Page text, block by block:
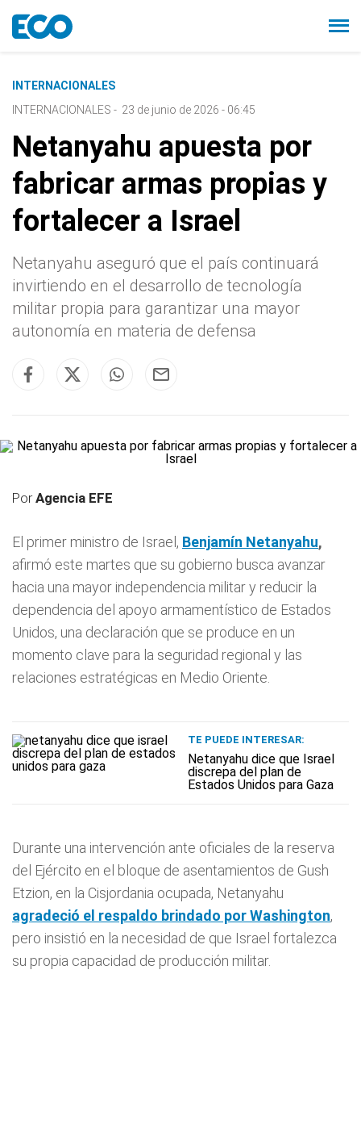
INTERNACIONALES
INTERNACIONALES - 23 de junio de 2026 - 06:45
Netanyahu apuesta por
fabricar armas propias y
fortalecer a Israel
Netanyahu aseguró que el país continuará
invirtiendo en el desarrollo de tecnología
militar propia para garantizar una mayor
autonomía en materia de defensa
PorAgencia EFE
El primer ministro de Israel, Benjamín Netanyahu,
afirmó este martes que su gobierno busca avanzar
hacia una mayor independencia militar y reducir la
dependencia del apoyo armamentístico de Estados
Unidos, una declaración que se produce en un
momento clave para la seguridad regional y las
relaciones estratégicas en Medio Oriente.
TE PUEDE INTERESAR:
Netanyahu dice que Israel
discrepa del plan de
Estados Unidos para Gaza
Durante una intervención ante oficiales de la reserva
del Ejército en el bloque de asentamientos de Gush
Etzion, en la Cisjordania ocupada, Netanyahu
agradeció el respaldo brindado por Washington,
pero insistió en la necesidad de que Israel fortalezca
su propia capacidad de producción militar.